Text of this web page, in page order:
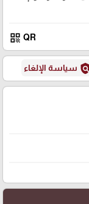
QR
qr_code
سياسة الإلغاء